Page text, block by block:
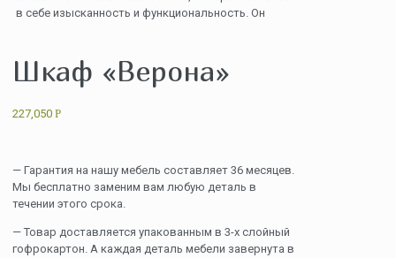
Шкаф «Верона»
227,050Р
— Гарантия на нашу мебель составляет 36 месяцев.
Мы бесплатно заменим вам любую деталь в
течении этого срока.
— Товар доставляется упакованным в 3-х слойный
гофрокартон. А каждая деталь мебели завернута в
в себе изысканность и функциональность. Он